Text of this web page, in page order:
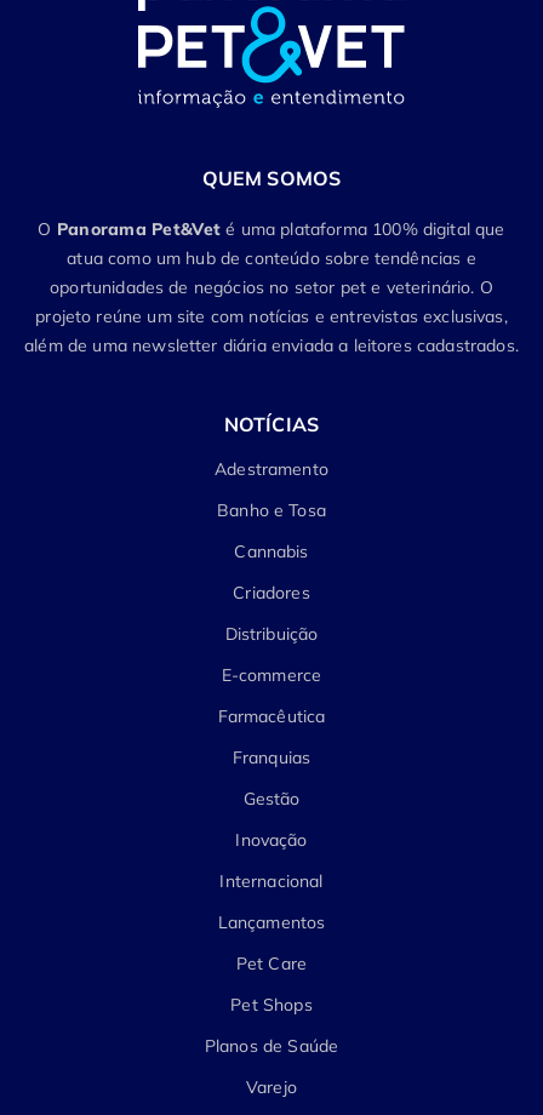
QUEM SOMOS
O Panorama Pet&Vet é uma plataforma 100% digital que
atua como um hub de conteúdo sobre tendências e
oportunidades de negócios no setor pet e veterinário. O
projeto reúne um site com notícias e entrevistas exclusivas,
além de uma newsletter diária enviada a leitores cadastrados.
NOTÍCIAS
Adestramento
Banho e Tosa
Cannabis
Criadores
Distribuição
E-commerce
Farmacêutica
Franquias
Gestão
Inovação
Internacional
Lançamentos
Pet Care
Pet Shops
Planos de Saúde
Varejo